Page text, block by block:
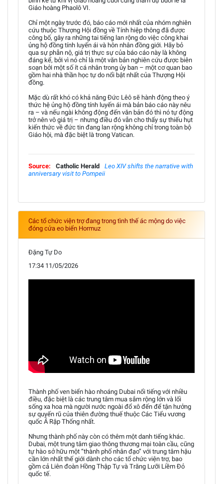
Giáo hoàng Phaolô VI.
Chỉ một ngày trước đó, báo cáo mới nhất của nhóm nghiên
cứu thuộc Thượng Hội đồng về Tính hiệp thông đã được
công bố, gây ra những tai tiếng lan rộng do việc công khai
ủng hộ đồng tính luyến ái và hôn nhân đồng giới. Hãy bỏ
qua sự phẫn nộ, giá trị thực sự của báo cáo này là không
đáng kể, bởi vì nó chỉ là một văn bản nghiên cứu được biên
soạn bởi một số ít cá nhân trong ủy ban – một cơ quan bao
gồm hai nhà thần học tự do nổi bật nhất của Thượng Hội
đồng.
Mặc dù rất khó có khả năng Đức Lêô sẽ hành động theo ý
thức hệ ủng hộ đồng tính luyến ái mà bản báo cáo này nêu
ra – và nếu ngài không động đến văn bản đó thì nó tự động
trở nên vô giá trị – nhưng điều đó vẫn cho thấy sự thiếu hụt
kiến thức về đức tin đang lan rộng không chỉ trong toàn bộ
Giáo hội, mà đặc biệt là trong Vatican.
Source: Catholic Herald
Leo XIV shifts the narrative with
anniversary visit to Pompeii
Các tổ chức viện trợ đang trong tình thế ác mộng do việc
đóng cửa eo biển Hormuz
Đặng Tự Do
17:34 11/05/2026
Thành phố ven biển hào nhoáng Dubai nổi tiếng với nhiều
điều, đặc biệt là các trung tâm mua sắm rộng lớn và lối
sống xa hoa mà người nước ngoài đổ xô đến để tận hưởng
sự quyến rũ của thiên đường thuế thuộc Các Tiểu vương
quốc Ả Rập Thống nhất.
Nhưng thành phố này còn có thêm một danh tiếng khác.
Dubai, một trung tâm giao thông thương mại toàn cầu, cũng
tự hào sở hữu một “thành phố nhân đạo” với trung tâm hậu
cần lớn nhất thế giới dành cho các tổ chức viện trợ, bao
gồm cả Liên đoàn Hồng Thập Tự và Trăng Lưỡi Liềm Đỏ
quốc tế.